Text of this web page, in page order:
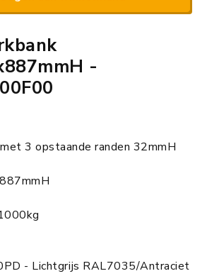
-
3 opstaande randen 32mmH
- Lichtgrijs RAL7035/Antraciet